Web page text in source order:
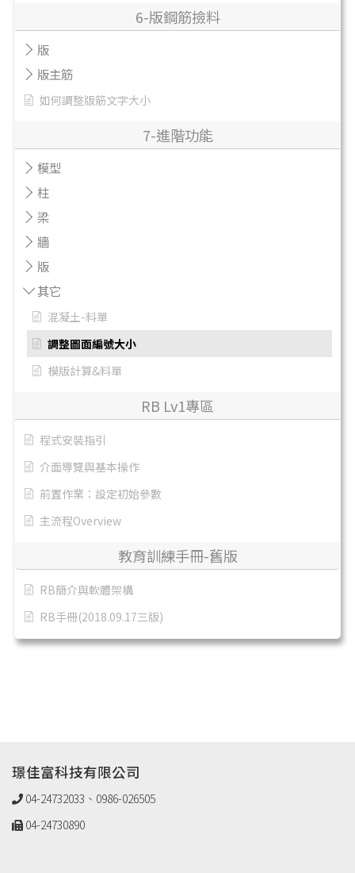
6-版鋼筋撿料
版
版主筋
如何調整版筋文字大小
7-進階功能
模型
柱
梁
牆
版
其它
混凝土-料單
調整圖面編號大小
模版計算&料單
RB Lv1專區
程式安裝指引
介面導覽與基本操作
前置作業：設定初始參數
主流程Overview
教育訓練手冊-舊版
RB簡介與軟體架構
RB手冊(2018.09.17三版)
璟佳富科技有限公司
04-24732033、0986-026505
04-24730890